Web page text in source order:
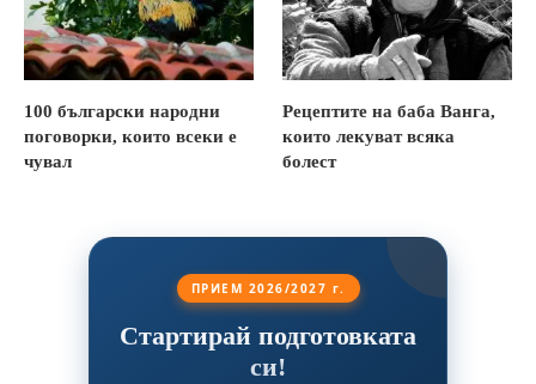
100 български народни
поговорки, които всеки е
чувал
Рецептите на баба Ванга,
които лекуват всяка
болест
ПРИЕМ 2026/2027 г.
Стартирай подготовката
си!